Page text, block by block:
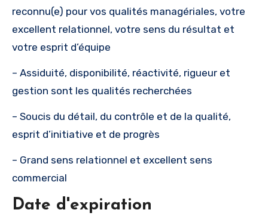
reconnu(e) pour vos qualités managériales, votre
excellent relationnel, votre sens du résultat et
votre esprit d’équipe
– Assiduité, disponibilité, réactivité, rigueur et
gestion sont les qualités recherchées
– Soucis du détail, du contrôle et de la qualité,
esprit d’initiative et de progrès
– Grand sens relationnel et excellent sens
commercial
Date d'expiration